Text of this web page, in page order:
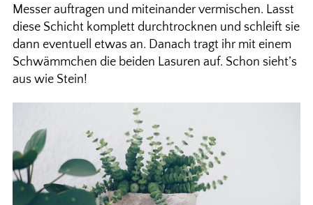
Messer auftragen und miteinander vermischen. Lasst
diese Schicht komplett durchtrocknen und schleift sie
dann eventuell etwas an. Danach tragt ihr mit einem
Schwämmchen die beiden Lasuren auf. Schon sieht’s
aus wie Stein!